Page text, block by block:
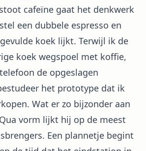
cafeïne gaat het denkwerk
een dubbele espresso en
koek lijkt. Terwijl ik de
koek wegspoel met koffie,
de opgeslagen
het prototype dat ik
Wat er zo bijzonder aan
vorm lijkt hij op de meest
Een plannetje begint